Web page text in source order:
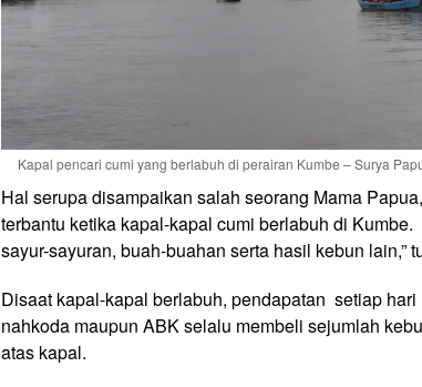
’
Kapal pencari cumi yang berlabuh di perairan Kumbe – Surya
Hal serupa disampaikan salah seorang Mama
terbantu ketika kapal-kapal cumi berlabuh di
sayur-sayuran, buah-buahan serta hasil kebun lain,”
Disaat kapal-kapal berlabuh, pendapatan setiap
nahkoda maupun ABK selalu membeli sejumlah
atas kapal.